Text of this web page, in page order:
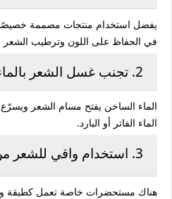
يفضل استخدام منتجات مصممة
في الحفاظ على اللون وترطيب الشعر
2. تجنب غسل الشعر بالماء الساخن 💧
الماء الساخن يفتح مسام الشعر
الماء الفاتر أو البارد.
3. استخدام واقي للشعر من الشمس 🛡️
هناك مستحضرات خاصة تعمل كطبقة